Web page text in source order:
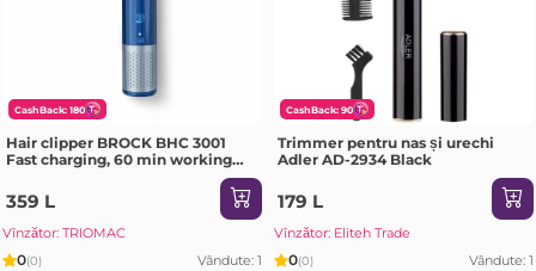
CashBack: 180
Hair clipper BROCK BHC 3001
Fast charging, 60 min working
cutting comb, 2 cutting combs: 1-
15.5mm and 16-30.5mm, IP
359 L
Vînzător: TRIOMAC
0(0) Vândute: 1
CashBack: 90
Trimmer pentru nas și urechi
Adler AD-2934 Black
179 L
Vînzător: Eliteh Trade
0(0) Vândute: 1